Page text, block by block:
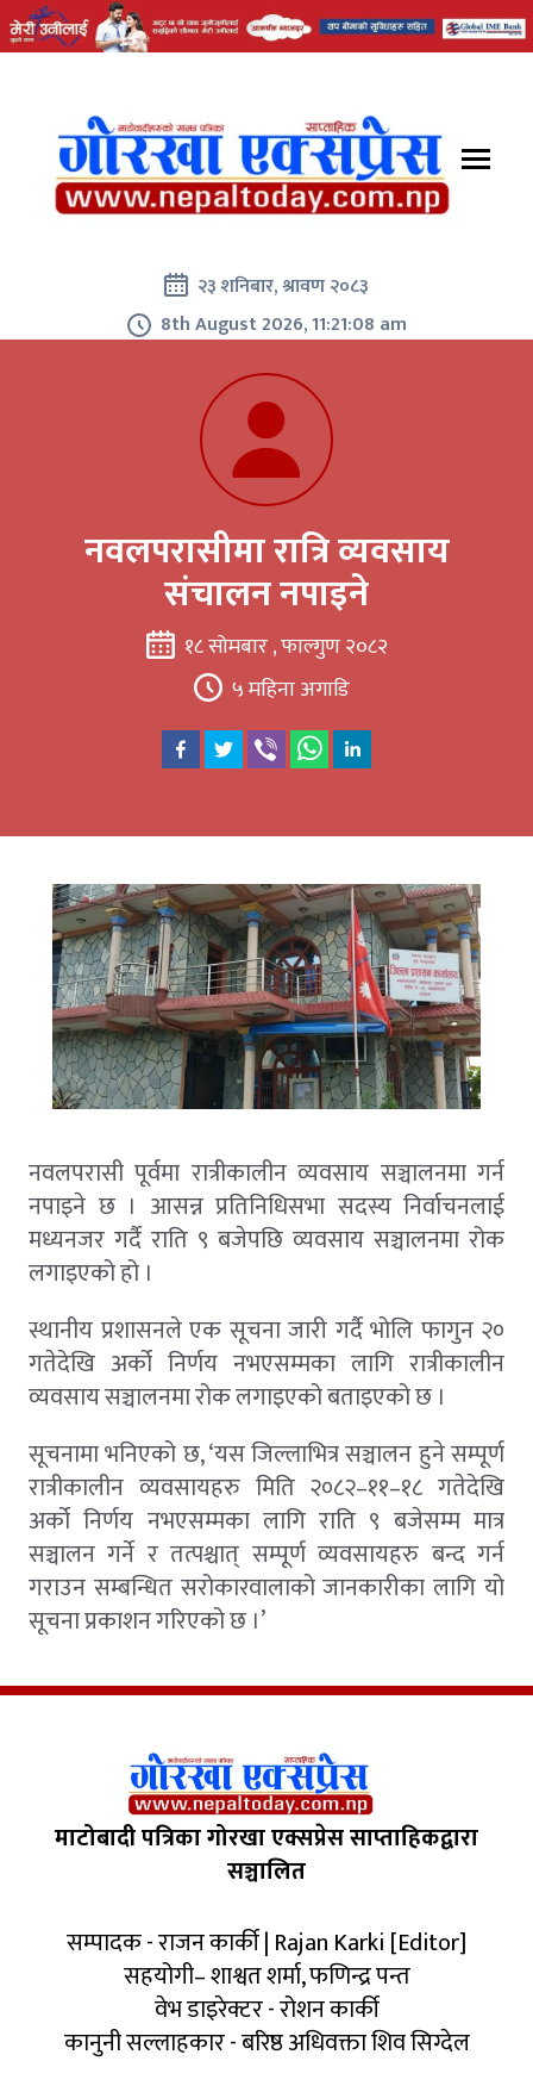
२३ शनिबार, श्रावण २०८३
8th August 2026, 11:21:09 am
नवलपरासीमा रात्रि व्यवसाय
संचालन नपाइने
१८ सोमबार , फाल्गुण २०८२
५ महिना अगाडि
नवलपरासी पूर्वमा रात्रीकालीन व्यवसाय सञ्चालनमा गर्न
नपाइने छ । आसन्न प्रतिनिधिसभा सदस्य निर्वाचनलाई
मध्यनजर गर्दै राति ९ बजेपछि व्यवसाय सञ्चालनमा रोक
लगाइएको हो ।
स्थानीय प्रशासनले एक सूचना जारी गर्दै भोलि फागुन २०
गतेदेखि अर्को निर्णय नभएसम्मका लागि रात्रीकालीन
व्यवसाय सञ्चालनमा रोक लगाइएको बताइएको छ ।
सूचनामा भनिएको छ, ‘यस जिल्लाभित्र सञ्चालन हुने सम्पूर्ण
रात्रीकालीन व्यवसायहरु मिति २०८२–११–१८ गतेदेखि
अर्को निर्णय नभएसम्मका लागि राति ९ बजेसम्म मात्र
सञ्चालन गर्ने र तत्पश्चात् सम्पूर्ण व्यवसायहरु बन्द गर्न
गराउन सम्बन्धित सरोकारवालाको जानकारीका लागि यो
सूचना प्रकाशन गरिएको छ ।’
माटोबादी पत्रिका गोरखा एक्सप्रेस साप्ताहिकद्वारा
सञ्चालित
सम्पादक - राजन कार्की | Rajan Karki [Editor]
सहयोगी– शाश्वत शर्मा, फणिन्द्र पन्त
वेभ डाइरेक्टर - रोशन कार्की
कानुनी सल्लाहकार - बरिष्ठ अधिवक्ता शिव सिग्देल